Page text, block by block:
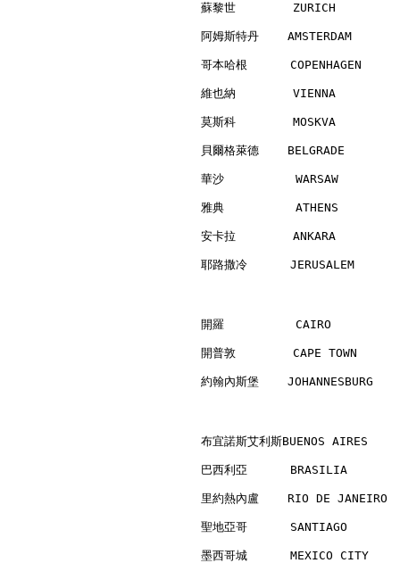
蘇黎世        ZURICH
阿姆斯特丹
哥本哈根
維也納        VIENNA
莫斯科        MOSKVA
貝爾格萊德
華沙          WARSAW
雅典          ATHENS
安卡拉        ANKARA
耶路撒冷
開羅          CAIRO
開普敦        CAPE TOWN
約翰內斯堡
布宜諾斯艾利斯BUENOS
巴西利亞      BRASILIA
里約熱內盧    RIO DE
聖地亞哥      SANTIAGO
墨西哥城      MEXICO CITY